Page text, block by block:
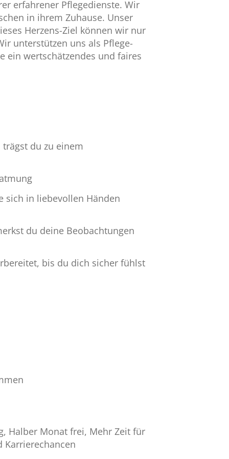
erfahrener Pflegedienste. Wir
in ihrem Zuhause. Unser
Herzens-Ziel können wir nur
unterstützen uns als Pflege-
ein wertschätzendes und faires
du zu einem
sich in liebevollen Händen
du deine Beobachtungen
bis du dich sicher fühlst
Halber Monat frei, Mehr Zeit für
Karrierechancen